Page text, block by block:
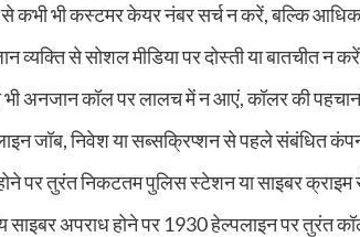
कभी भी कस्टमर केयर नंबर सर्च न करें, बल्कि
व्यक्ति से सोशल मीडिया पर दोस्ती या बातचीत न
भी अनजान कॉल पर लालच में न आएं, कॉलर की
जॉब, निवेश या सब्सक्रिप्शन से पहले संबंधित
पर तुरंत निकटतम पुलिस स्टेशन या साइबर
साइबर अपराध होने पर 1930 हेल्पलाइन पर तुरंत